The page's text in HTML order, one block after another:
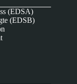
(EDSA)
(EDSB)